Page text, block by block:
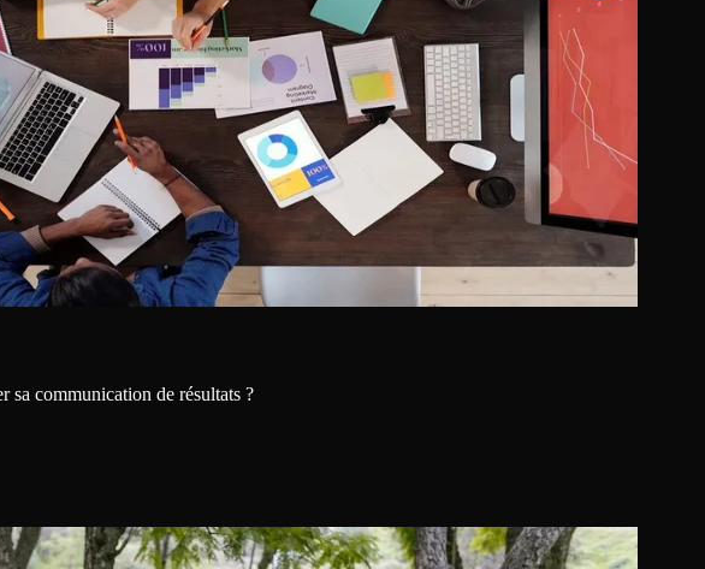
sa communication de résultats ?